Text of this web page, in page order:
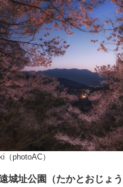
photoAC）
城址公園（たかとおじょう